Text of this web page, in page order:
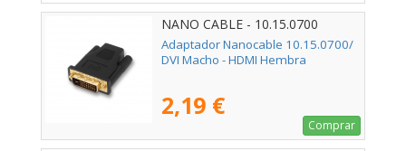
NANO CABLE - 10.15.0700
Adaptador Nanocable 10.15.0700/
DVI Macho - HDMI Hembra
2,19 €
Comprar